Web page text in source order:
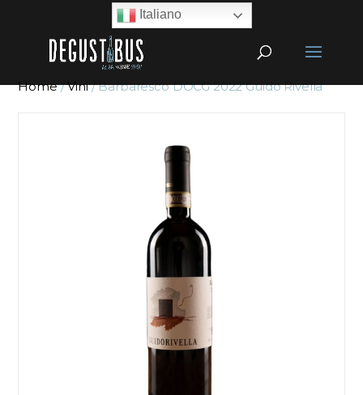
Home/Vini/ Barbaresco DOCG 2022 Guido Rivella
Italiano